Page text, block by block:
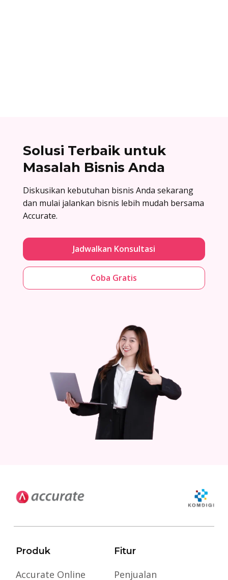
Solusi Terbaik untuk
Masalah Bisnis Anda
Diskusikan kebutuhan bisnis Anda sekarang
dan mulai jalankan bisnis lebih mudah bersama
Accurate.
Jadwalkan Konsultasi
Coba Gratis
Produk
Accurate Online
Fitur
Penjualan